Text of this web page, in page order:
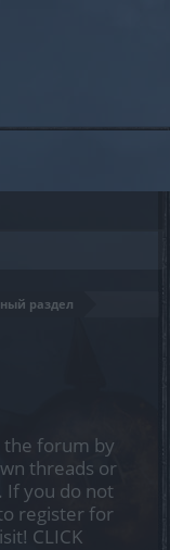
раздел
the forum by
threads or
If you do not
register for
CLICK